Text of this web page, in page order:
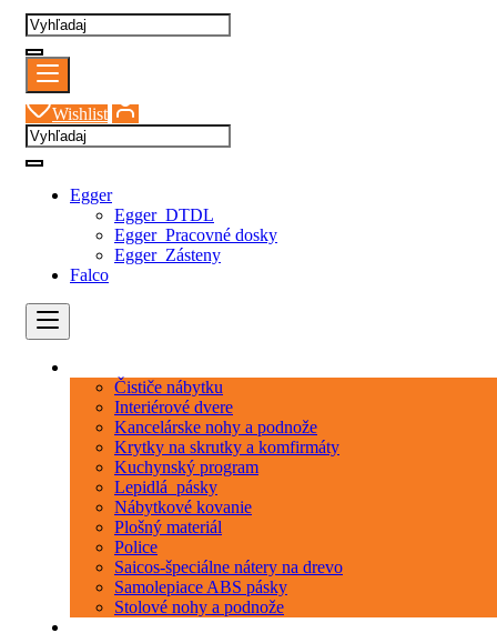
Wishlist
Egger
Egger_DTDL
Egger_Pracovné dosky
Egger_Zásteny
Falco
Čističe nábytku
Interiérové dvere
Kancelárske nohy a podnože
Krytky na skrutky a komfirmáty
Kuchynský program
Lepidlá_pásky
Nábytkové kovanie
Plošný materiál
Police
Saicos-špeciálne nátery na drevo
Samolepiace ABS pásky
Stolové nohy a podnože